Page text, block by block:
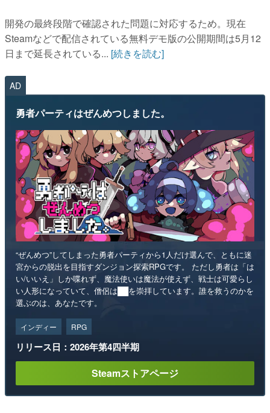
その他
電ファミニコゲーマーとは？
運営：株式会社マレ
開発の最終段階で確認された問題に対応するため。現在
Steamなどで配信されている無料デモ版の公開期間は5月12
日まで延長されている... [続きを読む]
AD
勇者パーティはぜんめつしました。
“ぜんめつ”してしまった勇者パーティから1人だけ選んで、ともに迷
宮からの脱出を目指すダンジョン探索RPGです。 ただし勇者は「は
い/いいえ」しか喋れず、魔法使いは魔法が使えず、戦士は可愛らし
い人形になっていて、僧侶は██を崇拝しています。誰を救うのかを
選ぶのは、あなたです。
インディー RPG
リリース日：2026年第4四半期
Steamストアページ